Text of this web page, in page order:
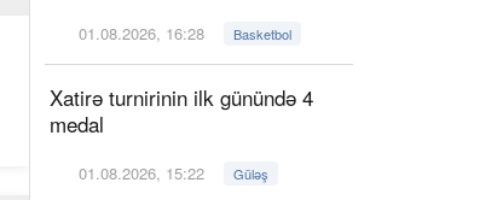
01.08.2026, 16:28 Basketbol
Xatirə turnirinin ilk günündə 4
medal
01.08.2026, 15:22 Güləş